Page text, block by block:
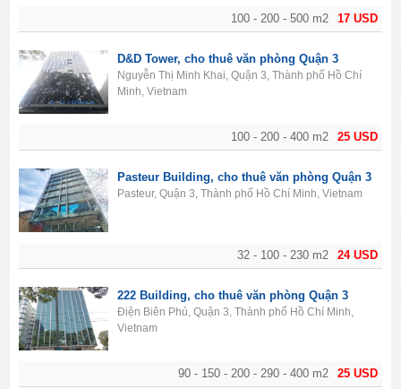
17 USD
100 - 200 - 500 m2
25 USD
100 - 200 - 400 m2
D&D Tower, cho thuê văn phòng Quận 3
Nguyễn Thị Minh Khai, Quận 3, Thành phố Hồ Chí
Minh, Vietnam
24 USD
32 - 100 - 230 m2
Pasteur Building, cho thuê văn phòng Quận 3
Pasteur, Quận 3, Thành phố Hồ Chí Minh, Vietnam
25 USD
90 - 150 - 200 - 290 - 400 m2
222 Building, cho thuê văn phòng Quận 3
Điện Biên Phủ, Quận 3, Thành phố Hồ Chí Minh,
Vietnam